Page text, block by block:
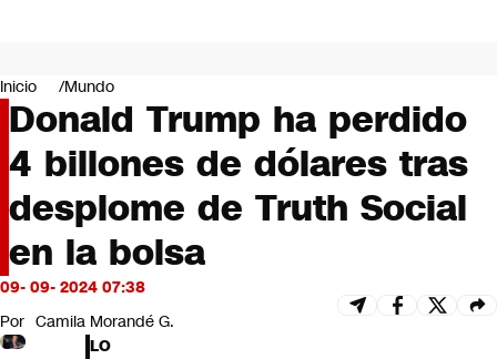
Negocios
Deportes
Programas completos
Cultura
Servicios
Bits
CNN Data
CNN tiempo
Futuro 360
Inicio Mundo
Donald Trump ha perdido
4 billones de dólares tras
desplome de Truth Social
en la bolsa
09- 09- 2024 07:38
Por Camila Morandé G.
LO